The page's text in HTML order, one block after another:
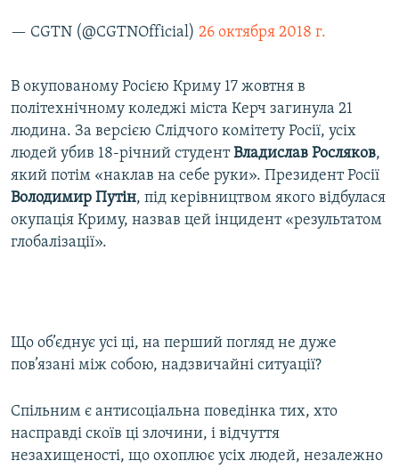
— CGTN (@CGTNOfficial) 26 октября 2018 г.
В окупованому Росією Криму 17 жовтня в
політехнічному коледжі міста Керч загинула 21
людина. За версією Слідчого комітету Росії, усіх
людей убив 18-річний студентВладислав Росляков,
який потім «наклав на себе руки». Президент Росії
Володимир Путін, під керівництвом якого відбулася
окупація Криму, назвав цей інцидент «результатом
глобалізації».​
Що об’єднує усі ці, на перший погляд не дуже
пов’язані між собою, надзвичайні ситуації?
Спільним є антисоціальна поведінка тих, хто
насправді скоїв ці злочини, і відчуття
незахищеності, що охоплює усіх людей, незалежно